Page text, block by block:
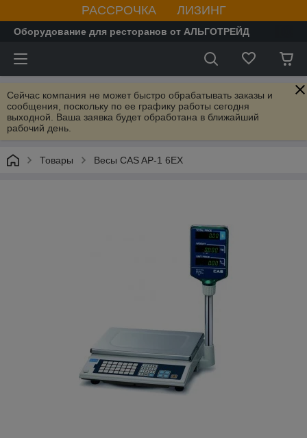
РАССРОЧКА ЛИЗИНГ
Оборудование для ресторанов от АЛЬГОТРЕЙД
Сейчас компания не может быстро обрабатывать заказы и
сообщения, поскольку по ее графику работы сегодня
выходной. Ваша заявка будет обработана в ближайший
рабочий день.
Товары Весы CAS AP-1 6ЕХ